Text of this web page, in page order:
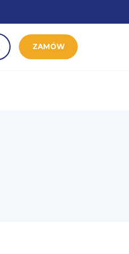
ZAMÓW